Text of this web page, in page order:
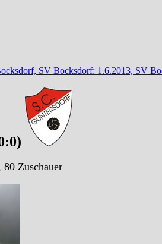
SV Bocksdorf: 1.6.2013, SV
Zuschauer